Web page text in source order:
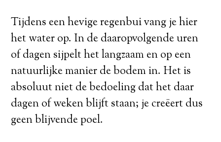
Tijdens een hevige regenbui vang je hier
het water op. In de daaropvolgende uren
of dagen sijpelt het langzaam en op een
natuurlijke manier de bodem in. Het is
absoluut niet de bedoeling dat het daar
dagen of weken blijft staan; je creëert dus
geen blijvende poel.